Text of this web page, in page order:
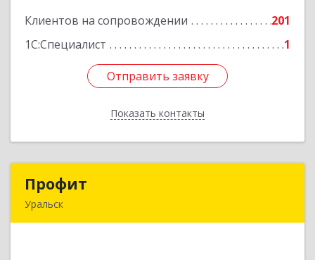
Клиентов на сопровождении
201
1С:Специалист
1
Отправить заявку
Показать контакты
Подробнее
Отправить заявку
Назад
Профит
Уральск